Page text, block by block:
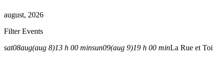
august, 2026
Filter Events
sat08aug(aug 8)13 h 00 minsun09(aug 9)19 h 00 minLa Rue et Toi